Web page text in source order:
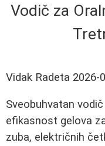
Vodič za
Vidak Radeta 2026-
Sveobuhvatan
efikasnost gelova
zuba, električnih